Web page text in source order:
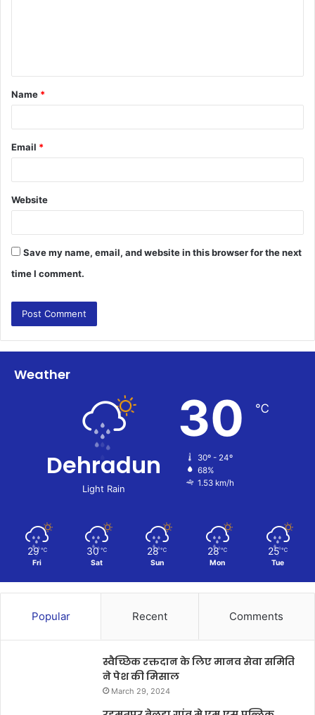
t
*
Name *
Email *
Website
Save my name, email, and website in this browser for the next
time I comment.
Weather
Dehradun
Light Rain
30 ℃
30º - 24º
68%
1.53 km/h
29 ℃
Fri
30 ℃
Sat
28 ℃
Sun
28 ℃
Mon
25 ℃
Tue
Popular Recent Comments
स्वैच्छिक रक्तदान के लिए मानव सेवा समिति
ने पेश की मिसाल
March 29, 2024